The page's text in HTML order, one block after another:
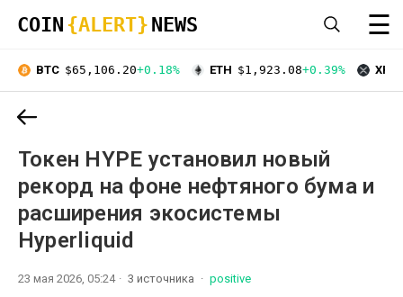
COIN {ALERT} NEWS ☰
BTC $65,106.20+0.18% ETH $1,923.08+0.39% XRP
Токен HYPE установил новый
рекорд на фоне нефтяного бума и
расширения экосистемы
Hyperliquid
23 мая 2026, 05:24 3 источника positive